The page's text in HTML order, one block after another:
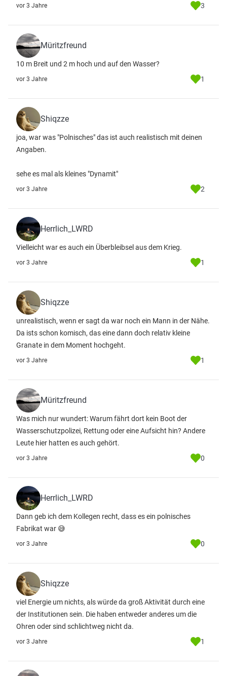
vor 3 Jahre 3
Müritzfreund
10 m Breit und 2 m hoch und auf den Wasser?
vor 3 Jahre 1
Shiqzze
joa, war was "Polnisches" das ist auch realistisch mit deinen
Angaben.
sehe es mal als kleines "Dynamit"
vor 3 Jahre 2
Herrlich_LWRD
Vielleicht war es auch ein Überbleibsel aus dem Krieg.
vor 3 Jahre 1
Shiqzze
unrealistisch, wenn er sagt da war noch ein Mann in der Nähe.
Da ists schon komisch, das eine dann doch relativ kleine
Granate in dem Moment hochgeht.
vor 3 Jahre 1
Müritzfreund
Was mich nur wundert: Warum fährt dort kein Boot der
Wasserschutzpolizei, Rettung oder eine Aufsicht hin? Andere
Leute hier hatten es auch gehört.
vor 3 Jahre 0
Herrlich_LWRD
Dann geb ich dem Kollegen recht, dass es ein polnisches
Fabrikat war 😅
vor 3 Jahre 0
Shiqzze
viel Energie um nichts, als würde da groß Aktivität durch eine
der Institutionen sein. Die haben entweder anderes um die
Ohren oder sind schlichtweg nicht da.
vor 3 Jahre 1